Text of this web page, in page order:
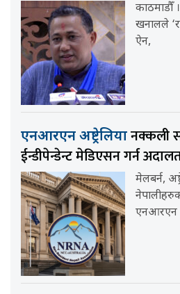
काठमाडौँ ।
खनालले
ऐन,
एनआरएन अष्ट्रेलियानक्कली
ईन्डीपेन्डेन्ट मेडिएसन गर्न
मेलबर्न,
एनआरएन